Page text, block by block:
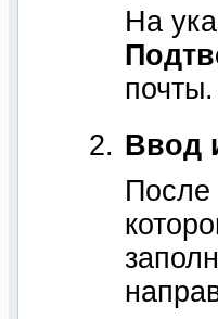
На
Ввод
После